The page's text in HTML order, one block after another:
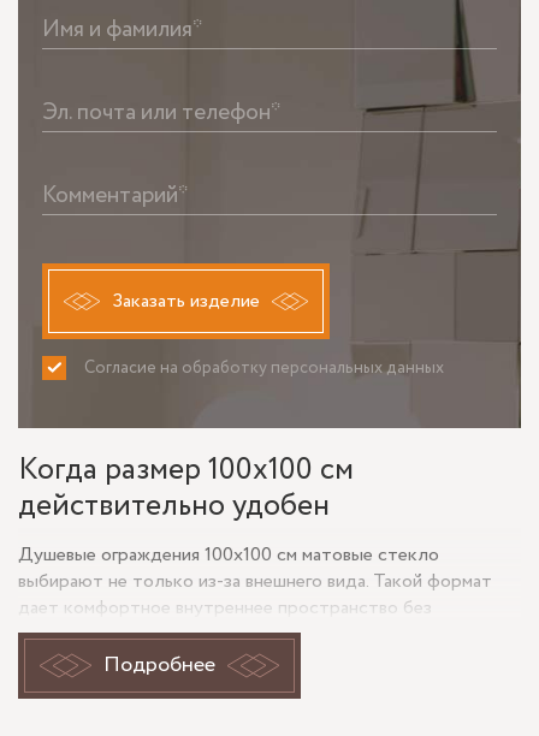
Имя и фамилия*
Эл. почта или телефон*
Комментарий*
Заказать изделие
Согласие на обработку персональных данных
ПРИНИМАЮ НЕ ПРИНИМАЮ
Когда размер 100х100 см
действительно удобен
Душевые ограждения 100х100 см матовые стекло
выбирают не только из-за внешнего вида. Такой формат
дает комфортное внутреннее пространство без
ощущения тесной кабины, а матовое стекло закрывает
силуэт и следы капель заметно меньше, чем прозрачное.
Для квартир это частый вариант в мастер-санузлах, для
Подробнее